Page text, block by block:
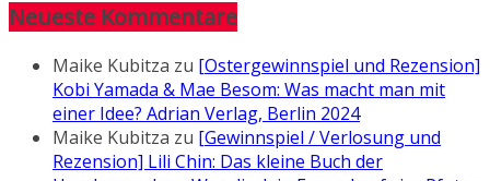
Neueste Kommentare
Maike Kubitza zu [Ostergewinnspiel und Rezension]
Kobi Yamada & Mae Besom: Was macht man mit
einer Idee? Adrian Verlag, Berlin 2024
Maike Kubitza zu [Gewinnspiel / Verlosung und
Rezension] Lili Chin: Das kleine Buch der